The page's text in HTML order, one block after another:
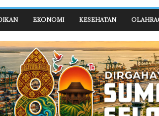
EKONOMI KESEHATAN